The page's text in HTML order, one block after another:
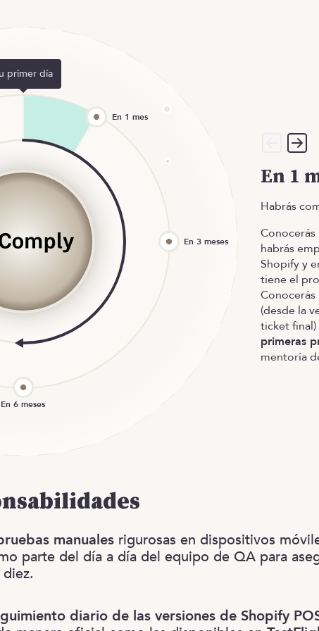
primer día
En 1
Habrás
habrás
Shopify y
tiene el
Conocerás
(desde la
ticket final)
primeras
mentoría
manuales rigurosas en dispositivos
parte del día a día del equipo de QA para
diario de las versiones de Shopify